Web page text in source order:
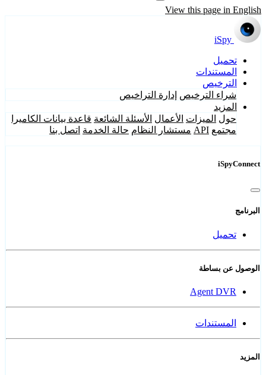
View this page in English
iSpy
تحميل
المستندات
الترخيص
شراء الترخيص إدارة التراخيص
المزيد
حول الميزات الأعمال الأسئلة الشائعة قاعدة بيانات الكاميرا
مجتمع API مستشار النظام حالة الخدمة اتصل بنا
iSpyConnect
البرنامج
تحميل
الوصول عن بساطة
Agent DVR
المستندات
المزيد